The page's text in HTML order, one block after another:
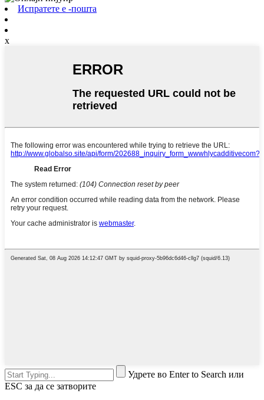
Испратете е -пошта
x
Удрете во Enter to Search или
ESC за да се затворите